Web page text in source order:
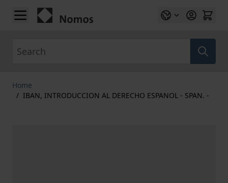
Skip to Content
Home
/ IBAN, INTRODUCCION AL DERECHO ESPANOL - SPAN. -